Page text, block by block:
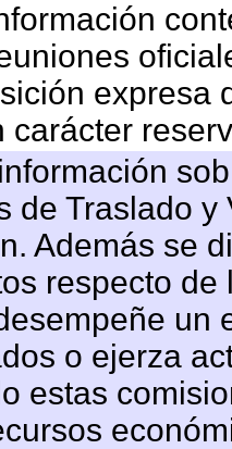
expresa
carácter
de Traslado
Además se
respecto
un
o ejerza
estas